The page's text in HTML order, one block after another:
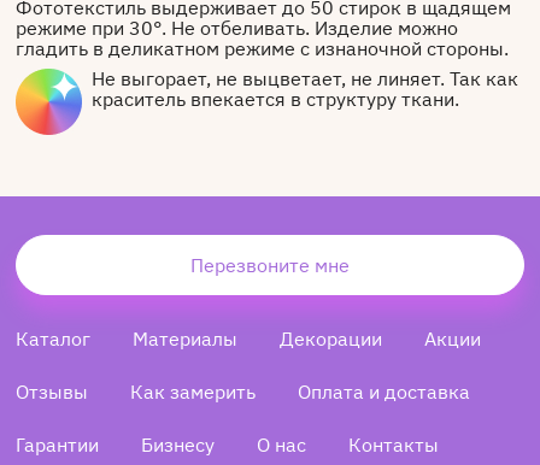
Фототекстиль выдерживает до 50 стирок в щадящем
режиме при 30°. Не отбеливать. Изделие можно
гладить в деликатном режиме с изнаночной стороны.
Не выгорает, не выцветает, не линяет. Так как
краситель впекается в структуру ткани.
Перезвоните мне
Каталог Материалы Декорации Акции
Отзывы Как замерить Оплата и доставка
Гарантии Бизнесу О нас Контакты